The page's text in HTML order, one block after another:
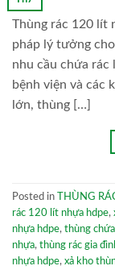
Thùng rác 120 lít
pháp lý tưởng
nhu cầu chứa
bệnh viện và các
lớn, thùng […]
Posted in THÙNG
rác 120 lít nhựa hdpe,
nhựa hdpe, thùng
nhựa, thùng rác gia
nhựa hdpe, xả kho